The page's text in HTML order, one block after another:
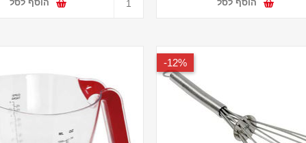
הוסף לסל הוסף לסל
12%-